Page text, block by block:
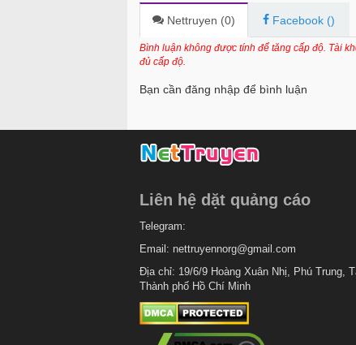
Chapter 64
Chapter 63
Chapter 59
Chapter 57
Chapter 56
Chapter 54
Chapter 53
Chapter 52
Nettruyen (0) Facebook ()
Bình luận không được tính để tăng cấp độ. Tài
đủ cấp độ.
Bạn cần đăng nhập để bình luận
Liên hệ dặt quảng cáo
Telegram:
Email: nettruyennorg@gmail.com
Địa chỉ: 19/6/9 Hoàng Xuân Nhị, Phú Trung,
Thành phố Hồ Chí Minh